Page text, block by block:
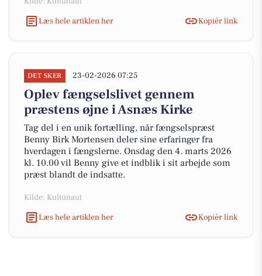
Læs hele artiklen her
Kopiér link
DET SKER 23-02-2026 07:25
Oplev fængselslivet gennem
præstens øjne i Asnæs Kirke
Tag del i en unik fortælling, når fængselspræst
Benny Birk Mortensen deler sine erfaringer fra
hverdagen i fængslerne. Onsdag den 4. marts 2026
kl. 10.00 vil Benny give et indblik i sit arbejde som
præst blandt de indsatte.
Kilde: Kultunaut
Læs hele artiklen her
Kopiér link